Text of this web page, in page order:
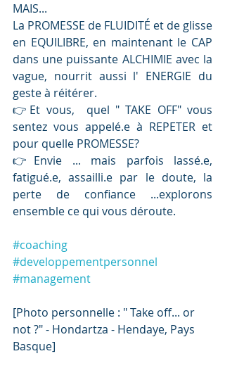
MAIS...
La PROMESSE de FLUIDITÉ et de glisse
en EQUILIBRE, en maintenant le CAP
dans une puissante ALCHIMIE avec la
vague, nourrit aussi l' ENERGIE du
geste à réitérer.
👉Et vous,  quel " TAKE OFF" vous
sentez vous appelé.e à REPETER et
pour quelle PROMESSE?
👉Envie ... mais parfois lassé.e,
fatigué.e, assailli.e par le doute, la
perte de confiance ...explorons
ensemble ce qui vous déroute.
#coaching
#developpementpersonnel
#management
[Photo personnelle : " Take off... or
not ?" - Hondartza - Hendaye, Pays
Basque]